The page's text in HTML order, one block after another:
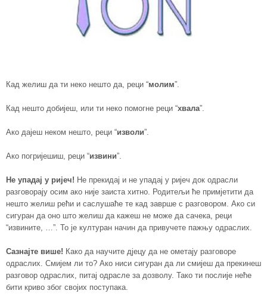
Кад желиш да ти неко нешто да, реци “молим”.
Кад нешто добијеш, или ти неко помогне реци “хвала”.
Ако дајеш неком нешто, реци “изволи”.
Ако погријешиш, реци “извини”.
Не упадај у ријеч! Не прекидај и не упадај у ријеч док одрасли
разговорају осим ако није заиста хитно. Родитељи ће примјетити да
нешто желиш рећи и саслушаће те кад заврше с разговором. Ако си
сигуран да оно што желиш да кажеш не може да сачека, реци
“извините, …”. То је културан начин да привучете пажњу одраслих.
Сазнајте више! Како да научите дјецу да не ометају разговоре
одраслих. Смијем ли то? Ако ниси сигуран да ли смијеш да прекинеш
разговор одраслих, питај одрасле за дозволу. Тако ти послије неће
бити криво због својих поступака.